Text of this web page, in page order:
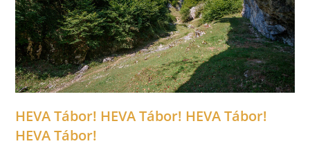
HEVA Tábor! HEVA Tábor! HEVA Tábor!
HEVA Tábor!